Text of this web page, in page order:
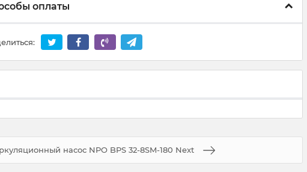
оплаты
насос NPO BPS 32-8SM-180 Next